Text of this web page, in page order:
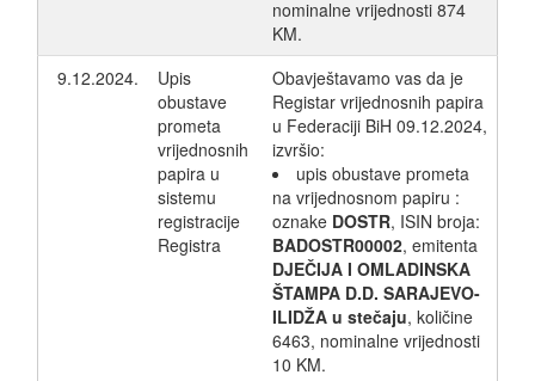
nominalne vrijednosti 874
KM.
9.12.2024.
Upis
obustave
prometa
vrijednosnih
papira u
sistemu
registracije
Registra
Obavještavamo vas da je
Registar vrijednosnih papira
u Federaciji BiH 09.12.2024,
izvršio:
upis obustave prometa
na vrijednosnom papiru :
oznake DOSTR, ISIN broja:
BADOSTR00002, emitenta
DJEČIJA I OMLADINSKA
ŠTAMPA D.D. SARAJEVO-
ILIDŽA u stečaju, količine
6463, nominalne vrijednosti
10 KM.